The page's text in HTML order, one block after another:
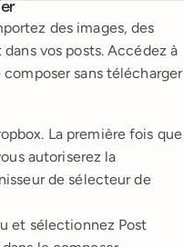
des images, des
vos posts. Accédez à
sans télécharger
La première fois que
autoriserez la
de sélecteur de
et sélectionnez Post